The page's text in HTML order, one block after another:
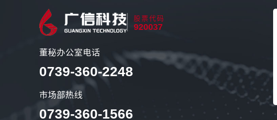
股票代码
920037
董秘办公室电话
0739-360-2248
市场部热线
0739-360-1566